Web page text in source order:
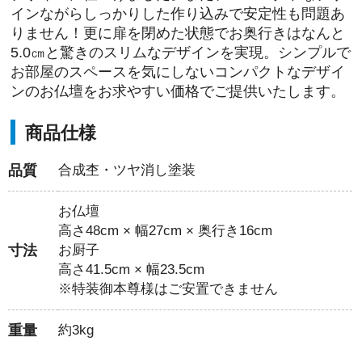
インながらしっかりした作り込みで安定性も問題あ
りません！更に扉を閉めた状態でお奥行きはなんと
5.0㎝と驚きのスリムなデザインを実現。シンプルで
お部屋のスペースを気にしないコンパクトなデザイ
ンのお仏壇をお求やすい価格でご提供いたします。
商品仕様
品質 合成杢・ツヤ消し塗装
寸法
お仏壇
高さ48cm × 幅27cm × 奥行き16cm
お厨子
高さ41.5cm × 幅23.5cm
※特装御本尊様はご安置できません
重量 約3kg